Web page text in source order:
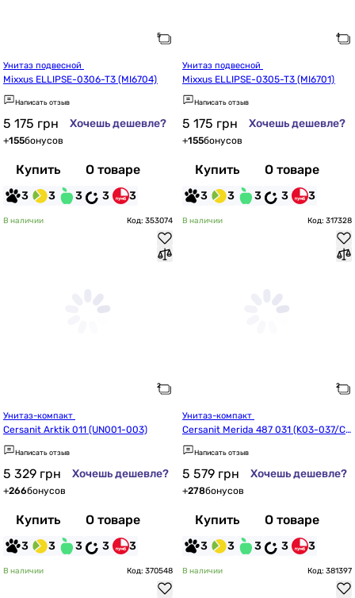
Mixxus ELLIPSE-0306-T3 (MI6704)
Написать отзыв
5 175 грн Хочешь дешевле?
+155бонусов
Купить О товаре
3 3 3 3 3
Mixxus ELLIPSE-0305-T3 (MI6701)
Написать отзыв
5 175 грн Хочешь дешевле?
+155бонусов
Купить О товаре
3 3 3 3 3
В наличии Код: 353074
Cersanit Arktik 011 (UN001-003)
Написать отзыв
5 329 грн Хочешь дешевле?
+266бонусов
Купить О товаре
3 3 3 3 3
В наличии Код: 317328
Cersanit Merida 487 031 (K03-037/CC
KZ1012762187)
Написать отзыв
5 579 грн Хочешь дешевле?
+278бонусов
Купить О товаре
3 3 3 3 3
В наличии Код: 370548 В наличии Код: 381397